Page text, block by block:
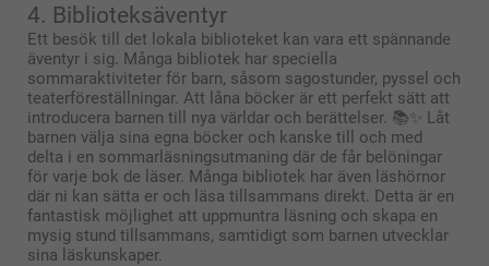
4. Biblioteksäventyr
Ett besök till det lokala biblioteket kan vara ett spännande
äventyr i sig. Många bibliotek har speciella
sommaraktiviteter för barn, såsom sagostunder, pyssel och
teaterföreställningar. Att låna böcker är ett perfekt sätt att
introducera barnen till nya världar och berättelser. 📚✨ Låt
barnen välja sina egna böcker och kanske till och med
delta i en sommarläsningsutmaning där de får belöningar
för varje bok de läser. Många bibliotek har även läshörnor
där ni kan sätta er och läsa tillsammans direkt. Detta är en
fantastisk möjlighet att uppmuntra läsning och skapa en
mysig stund tillsammans, samtidigt som barnen utvecklar
sina läskunskaper.